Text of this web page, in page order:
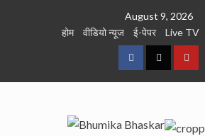
August 9, 2026
होम
वीडियो न्यूज ई-पेपर Live TV
FacebookTwitter